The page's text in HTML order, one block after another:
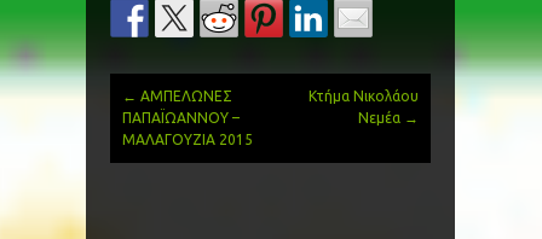
Post
navigation
← ΑΜΠΕΛΩΝΕΣ
ΠΑΠΑΪΩΑΝΝΟΥ –
ΜΑΛΑΓΟΥΖΙΑ 2015
Κτήμα Νικολάου
Νεμέα →